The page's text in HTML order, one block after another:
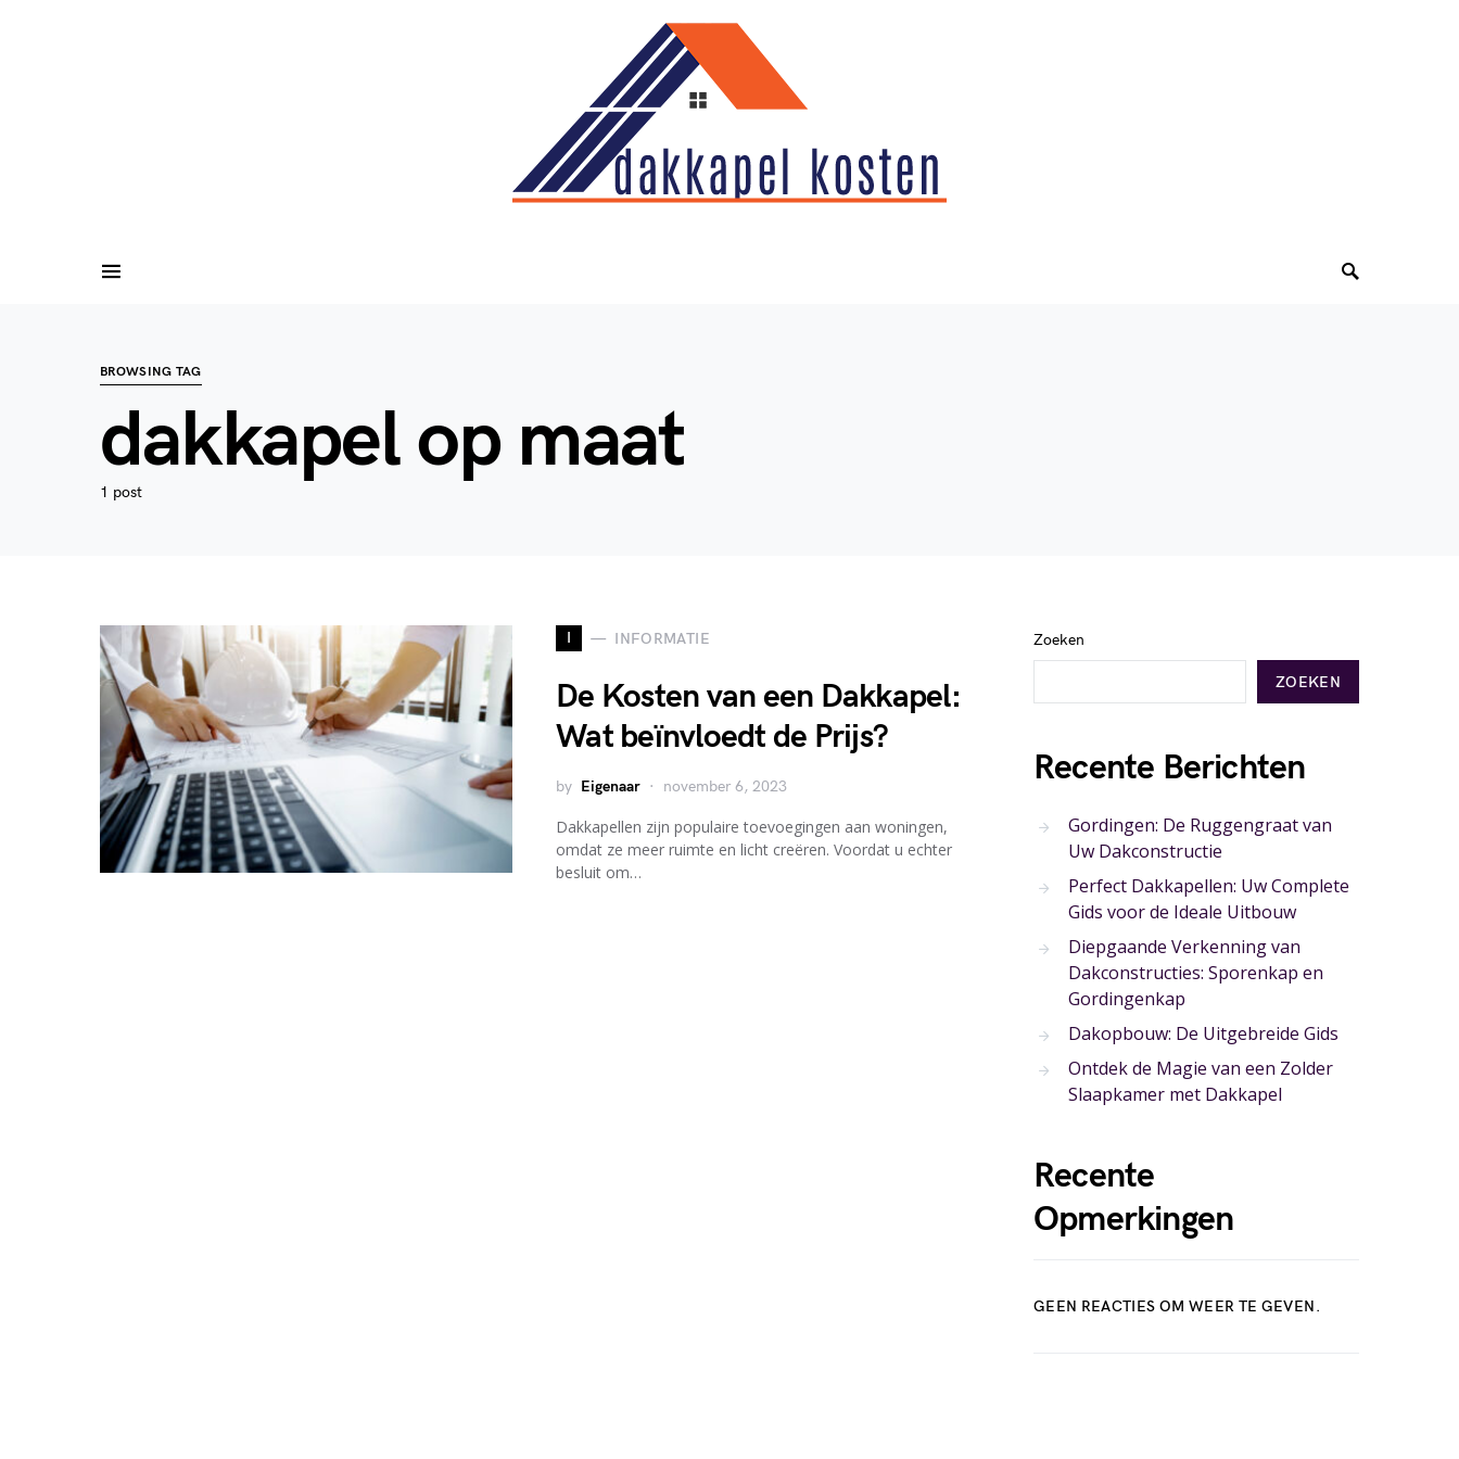
BROWSING TAG
dakkapel op maat
1 post
I INFORMATIE
De Kosten van een Dakkapel:
Wat beïnvloedt de Prijs?
by Eigenaar november 6, 2023
Dakkapellen zijn populaire toevoegingen aan woningen,
omdat ze meer ruimte en licht creëren. Voordat u echter
besluit om…
Zoeken
ZOEKEN
Recente Berichten
Gordingen: De Ruggengraat van
Uw Dakconstructie
Perfect Dakkapellen: Uw Complete
Gids voor de Ideale Uitbouw
Diepgaande Verkenning van
Dakconstructies: Sporenkap en
Gordingenkap
Dakopbouw: De Uitgebreide Gids
Ontdek de Magie van een Zolder
Slaapkamer met Dakkapel
Recente
Opmerkingen
GEEN REACTIES OM WEER TE GEVEN.